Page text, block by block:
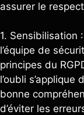
assurer le
1. Sensibilisation
l’équipe de
principes du
l’oubli
bonne
d’éviter les